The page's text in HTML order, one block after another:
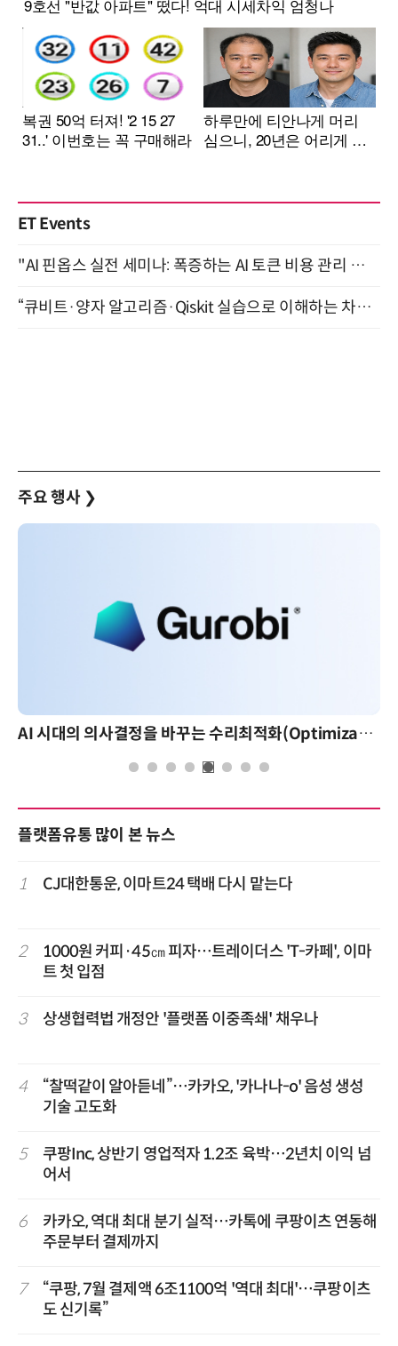
ET Events
"AI 핀옵스 실전 세미나: 폭증하는 AI 토큰 비용 관리 전략" 8월 21일 개최
“큐비트·양자 알고리즘·Qiskit 실습으로 이해하는 차세대 컴퓨팅” (8/28)
주요 행사 ❯
AI 시대의 의사결정을 바꾸는 수리최적화(Optimization): 실제 산업 적용 사례와 활용 전략
플랫폼유통 많이 본 뉴스
1 CJ대한통운, 이마트24 택배 다시 맡는다
2
1000원 커피·45㎝ 피자…트레이더스 'T-카페', 이마
트 첫 입점
3 상생협력법 개정안 '플랫폼 이중족쇄' 채우나
4
“찰떡같이 알아듣네”…카카오, '카나나-o' 음성 생성
기술 고도화
5
쿠팡Inc, 상반기 영업적자 1.2조 육박…2년치 이익 넘
어서
6
카카오, 역대 최대 분기 실적…카톡에 쿠팡이츠 연동해
주문부터 결제까지
7
“쿠팡, 7월 결제액 6조1100억 '역대 최대'…쿠팡이츠
도 신기록”